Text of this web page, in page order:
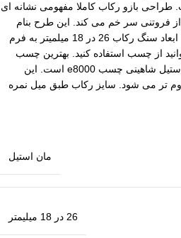
بازو رکاب کاملا مفهومی نشانه ای
فروتنی سر خم می کند. این طرح بنام
بوته جقه ای هم شناخته می شود. ابعاد سنگ رکاب 26 در 18 میلمیتر به فرم
از چسب استفاده کنید. بهترین چسب
برای نصب گوهر روی رکاب مان استیل شاهینی چسب e8000 است. این
تر می شود. سایز رکاب طبق میل نمره
مان استیل
26 در 18 میلیمتر